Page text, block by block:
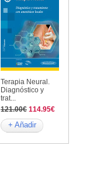
Terapia Neural.
Diagnóstico y
trat...
121.00€ 114.95€
+ Añadir